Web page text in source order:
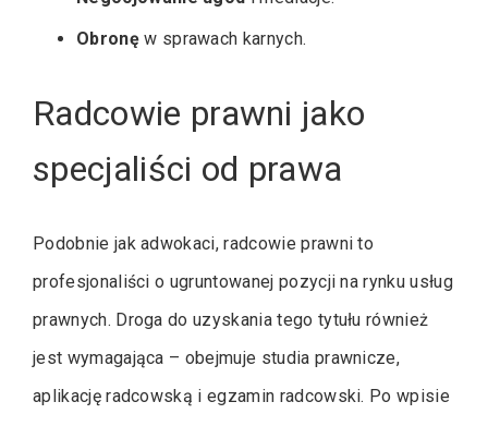
Obronęw sprawach karnych.
Radcowie prawni jako
specjaliści od prawa
Podobnie jak adwokaci, radcowie prawni to
profesjonaliści o ugruntowanej pozycji na rynku usług
prawnych. Droga do uzyskania tego tytułu również
jest wymagająca – obejmuje studia prawnicze,
aplikację radcowską i egzamin radcowski. Po wpisie